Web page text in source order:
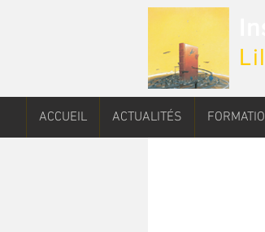
ACCUEIL ACTUALITÉS